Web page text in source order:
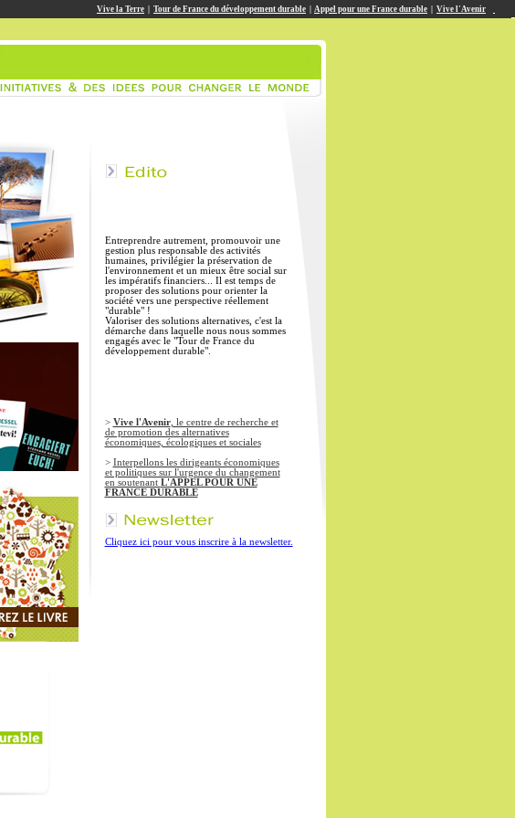
Vive la Terre Tour de France du développement durable Appel pour une France durable Vive l'Avenir
Entreprendre autrement, promouvoir une
gestion plus responsable des activités
humaines, privilégier la préservation de
l'environnement et un mieux être social sur
les impératifs financiers... Il est temps de
proposer des solutions pour orienter la
société vers une perspective réellement
"durable" !
Valoriser des solutions alternatives, c'est la
démarche dans laquelle nous nous sommes
engagés avec le "Tour de France du
développement durable".
> Vive l'Avenir, le centre de recherche et
de promotion des alternatives
économiques, écologiques et sociales
> Interpellons les dirigeants économiques
et politiques sur l'urgence du changement
en soutenant L'APPEL POUR UNE
FRANCE DURABLE
Cliquez ici pour vous inscrire à la newsletter.